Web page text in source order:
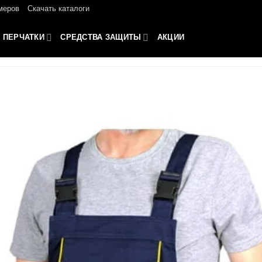
Скачать каталоги
ПЕРЧАТКИ СРЕДСТВА ЗАЩИТЫ АКЦИИ